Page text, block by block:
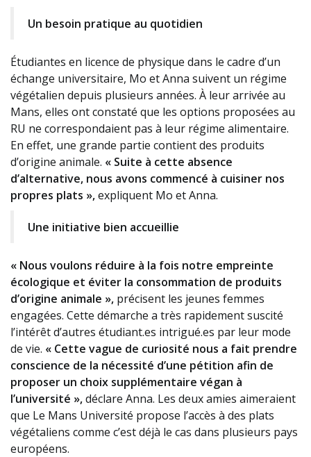
Un besoin pratique au quotidien
Étudiantes en licence de physique dans le cadre d’un
échange universitaire, Mo et Anna suivent un régime
végétalien depuis plusieurs années. À leur arrivée au
Mans, elles ont constaté que les options proposées au
RU ne correspondaient pas à leur régime alimentaire.
En effet, une grande partie contient des produits
d’origine animale. « Suite à cette absence
d’alternative, nous avons commencé à cuisiner nos
propres plats »,expliquent Mo et Anna.
Une initiative bien accueillie
« Nous voulons réduire à la fois notre empreinte
écologique et éviter la consommation de produits
d’origine animale », précisent les jeunes femmes
engagées. Cette démarche a très rapidement suscité
l’intérêt d’autres étudiant.es intrigué.es par leur mode
de vie. « Cette vague de curiosité nous a fait prendre
conscience de la nécessité d’une pétition afin de
proposer un choix supplémentaire végan à
l’université »,déclare Anna. Les deux amies aimeraient
que Le Mans Université propose l’accès à des plats
végétaliens comme c’est déjà le cas dans plusieurs pays
européens.